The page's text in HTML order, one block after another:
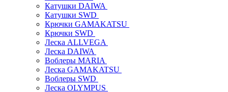
Катушки DAIWA
Катушки SWD
Крючки GAMAKATSU
Крючки SWD
Леска ALLVEGA
Леска DAIWA
Воблеры MARIA
Леска GAMAKATSU
Воблеры SWD
Леска OLYMPUS